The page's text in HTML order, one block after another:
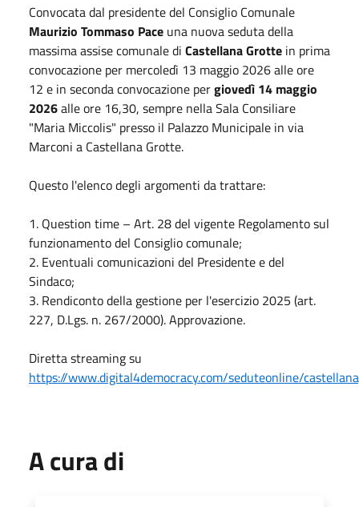
Convocata dal presidente del Consiglio Comunale
Maurizio Tommaso Pace una nuova seduta della
massima assise comunale di Castellana Grotte in prima
convocazione per mercoledì 13 maggio 2026alle ore
12 e in seconda convocazione pergiovedì 14 maggio
2026alle ore 16,30, sempre nella Sala Consiliare
"Maria Miccolis" presso il Palazzo Municipale in via
Marconi a Castellana Grotte.
Questo l'elenco degli argomenti da trattare:
1. Question time – Art. 28 del vigente Regolamento sul
funzionamento del Consiglio comunale;
2. Eventuali comunicazioni del Presidente e del
Sindaco;
3. Rendiconto della gestione per l'esercizio 2025 (art.
227, D.Lgs. n. 267/2000). Approvazione.
Diretta streaming su
https://www.digital4democracy.com/seduteonline/
A cura di